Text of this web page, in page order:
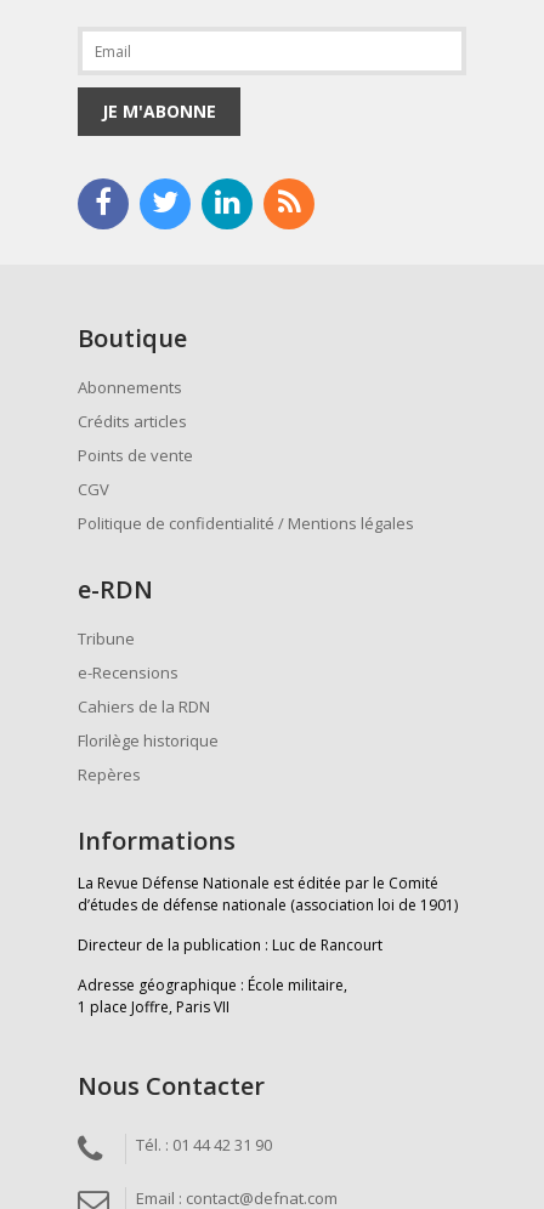
JE M'ABONNE
Boutique
Abonnements
Crédits articles
Points de vente
CGV
Politique de confidentialité / Mentions légales
e-RDN
Tribune
e-Recensions
Cahiers de la RDN
Florilège historique
Repères
Informations
La Revue Défense Nationale est éditée par le Comité
d’études de défense nationale (association loi de 1901)
Directeur de la publication : Luc de Rancourt
Adresse géographique : École militaire,
1 place Joffre, Paris VII
Nous Contacter
Tél. : 01 44 42 31 90
Email : contact@defnat.com